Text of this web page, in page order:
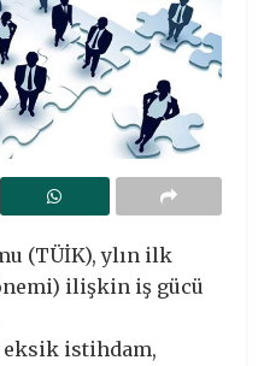
(TÜİK), ylın ilk
ilişkin iş gücü
eksik istihdam,